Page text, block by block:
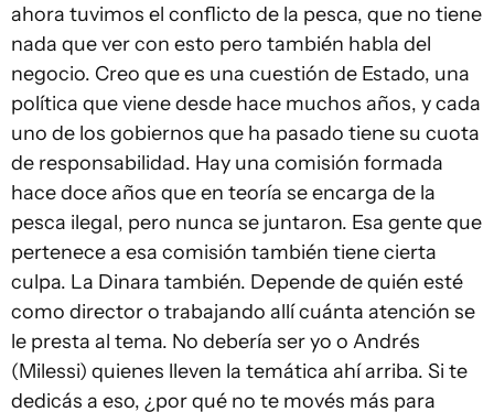
ahora tuvimos el conflicto de la pesca, que no tiene
nada que ver con esto pero también habla del
negocio. Creo que es una cuestión de Estado, una
política que viene desde hace muchos años, y cada
uno de los gobiernos que ha pasado tiene su cuota
de responsabilidad. Hay una comisión formada
hace doce años que en teoría se encarga de la
pesca ilegal, pero nunca se juntaron. Esa gente que
pertenece a esa comisión también tiene cierta
culpa. La Dinara también. Depende de quién esté
como director o trabajando allí cuánta atención se
le presta al tema. No debería ser yo o Andrés
(Milessi) quienes lleven la temática ahí arriba. Si te
dedicás a eso, ¿por qué no te movés más para